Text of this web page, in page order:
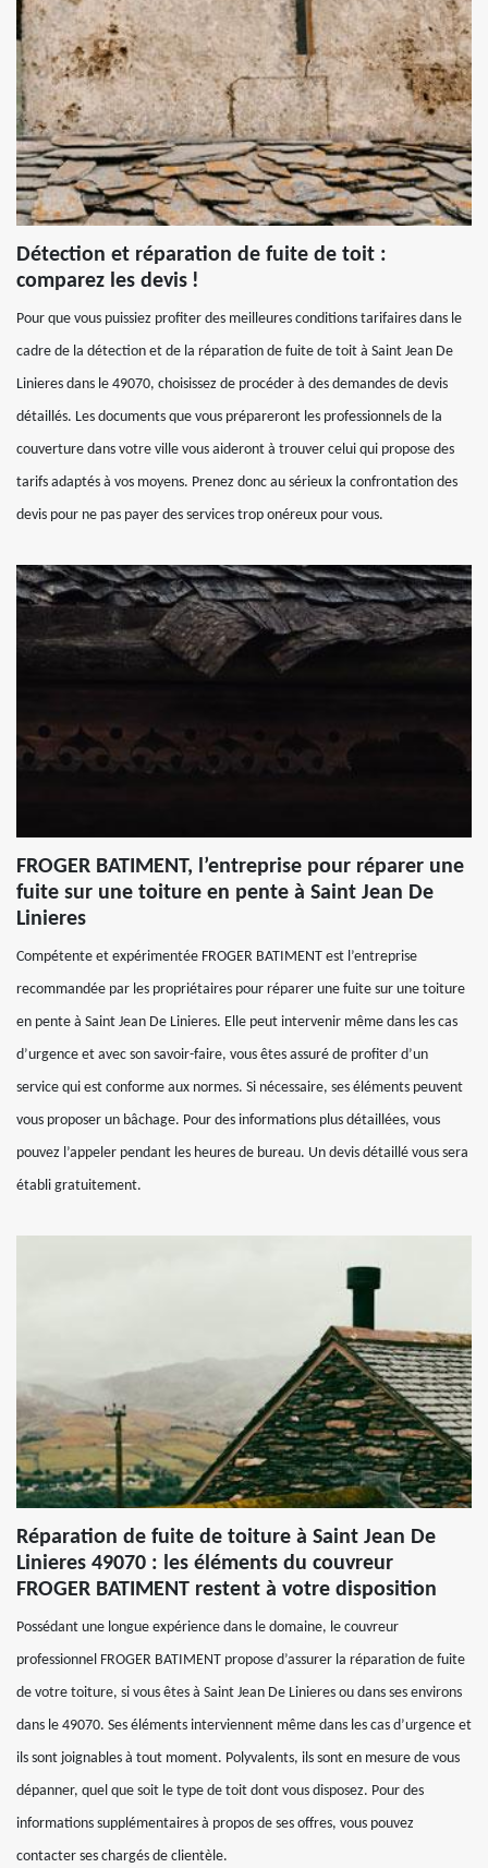
Détection et réparation de fuite de toit :
comparez les devis !
Pour que vous puissiez profiter des meilleures conditions tarifaires dans le
cadre de la détection et de la réparation de fuite de toit à Saint Jean De
Linieres dans le 49070, choisissez de procéder à des demandes de devis
détaillés. Les documents que vous prépareront les professionnels de la
couverture dans votre ville vous aideront à trouver celui qui propose des
tarifs adaptés à vos moyens. Prenez donc au sérieux la confrontation des
devis pour ne pas payer des services trop onéreux pour vous.
FROGER BATIMENT, l’entreprise pour réparer une
fuite sur une toiture en pente à Saint Jean De
Linieres
Compétente et expérimentée FROGER BATIMENT est l’entreprise
recommandée par les propriétaires pour réparer une fuite sur une toiture
en pente à Saint Jean De Linieres. Elle peut intervenir même dans les cas
d’urgence et avec son savoir-faire, vous êtes assuré de profiter d’un
service qui est conforme aux normes. Si nécessaire, ses éléments peuvent
vous proposer un bâchage. Pour des informations plus détaillées, vous
pouvez l’appeler pendant les heures de bureau. Un devis détaillé vous sera
établi gratuitement.
Réparation de fuite de toiture à Saint Jean De
Linieres 49070 : les éléments du couvreur
FROGER BATIMENT restent à votre disposition
Possédant une longue expérience dans le domaine, le couvreur
professionnel FROGER BATIMENT propose d’assurer la réparation de fuite
de votre toiture, si vous êtes à Saint Jean De Linieres ou dans ses environs
dans le 49070. Ses éléments interviennent même dans les cas d’urgence et
ils sont joignables à tout moment. Polyvalents, ils sont en mesure de vous
dépanner, quel que soit le type de toit dont vous disposez. Pour des
informations supplémentaires à propos de ses offres, vous pouvez
contacter ses chargés de clientèle.